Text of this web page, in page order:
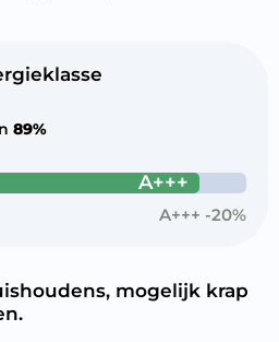
89%
A+++
A+++ -20%
mogelijk krap